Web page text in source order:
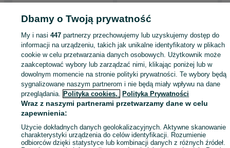
Kujawsko-pomorskie
Domki - Mogilno
KATEGORIA
813588375 Wyświetlenia:
Zadzwoń / SMS
Dbamy o Twoją prywatność
My i nasi447 partnerzy przechowujemy lub uzyskujemy dostęp do
informacji na urządzeniu, takich jak unikalne identyfikatory w plikach
cookie w celu przetwarzania danych osobowych. Użytkownik może
zaakceptować wybory lub zarządzać nimi, klikając poniżej lub w
dowolnym momencie na stronie polityki prywatności. Te wybory będą
sygnalizowane naszym partnerom i nie będą miały wpływu na dane
przeglądania. Polityka cookies, Polityka Prywatności
Wraz z naszymi partnerami przetwarzamy dane w celu
zapewnienia:
Użycie dokładnych danych geolokalizacyjnych. Aktywne skanowanie
charakterystyki urządzenia do celów identyfikacji. Rozumienie
odbiorców dzięki statystyce lub kombinacji danych z różnych źródeł.